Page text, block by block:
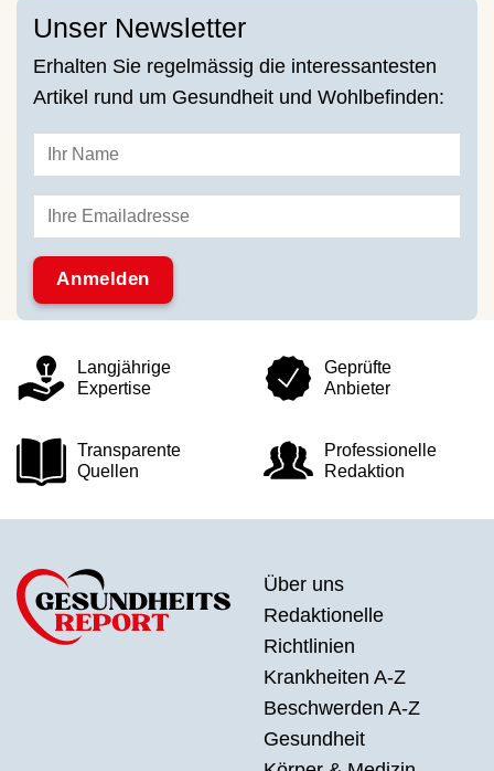
Unser Newsletter
Erhalten Sie regelmässig die interessantesten
Artikel rund um Gesundheit und Wohlbefinden:
Langjährige
Expertise
Geprüfte
Anbieter
Transparente
Quellen
Professionelle
Redaktion
Über uns
Redaktionelle
Richtlinien
Krankheiten A-Z
Beschwerden A-Z
Gesundheit